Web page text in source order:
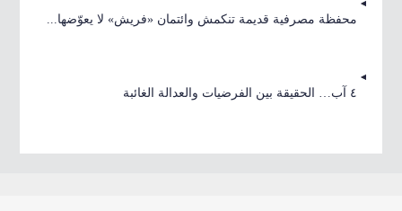
محفظة مصرفية قديمة تنكمش وائتمان «فريش» لا يعوّضها...
٤ آب… الحقيقة بين الفرضيات والعدالة الغائبة